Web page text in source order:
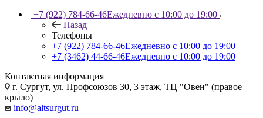
+7 (922) 784-66-46Ежедневно с 10:00 до 19:00
Назад
Телефоны
+7 (922) 784-66-46Ежедневно с 10:00 до 19:00
+7 (3462) 44-66-46Ежедневно с 10:00 до 19:00
Контактная информация
г. Сургут, ул. Профсоюзов 30, 3 этаж, ТЦ "Овен" (правое
крыло)
info@altsurgut.ru